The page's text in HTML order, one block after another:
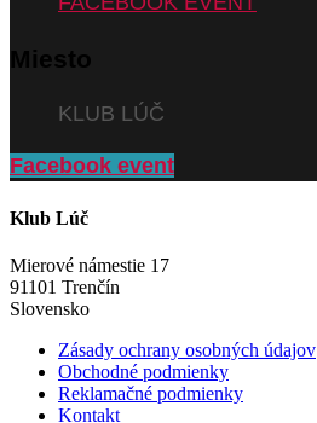
Miesto
KLUB LÚČ
Facebook event
Klub Lúč
Mierové námestie 17
91101 Trenčín
Slovensko
Zásady ochrany osobných údajov
Obchodné podmienky
Reklamačné podmienky
Kontakt